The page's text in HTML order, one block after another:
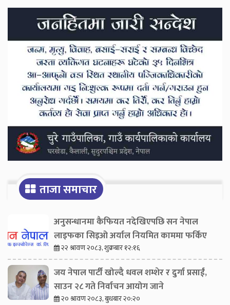
Secondary
Sidebar
ताजा समाचार
अनुसन्धानमा कैफियत नदेखिएपछि सन नेपाल
लाइफका सिइओ अर्याल नियमित काममा फर्किए
२२ श्रावण २०८३, शुक्रबार १२:१६
जय नेपाल पार्टी खोल्दै धवल शम्शेर र दुर्गा प्रसाईं,
साउन २८ गते निर्वाचन आयोग जाने
२० श्रावण २०८३, बुधबार २०:२०